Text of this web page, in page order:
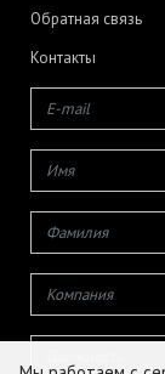
Обратная связь
Контакты